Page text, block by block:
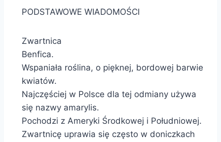
PODSTAWOWE WIADOMOŚCI
Zwartnica
Benfica.
Wspaniała roślina, o pięknej, bordowej barwie
kwiatów.
Najczęściej w Polsce dla tej odmiany używa
się nazwy amarylis.
Pochodzi z Ameryki Środkowej i Południowej.
Zwartnicę uprawia się często w doniczkach